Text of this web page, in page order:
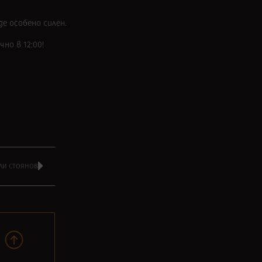
особено силен.
в 12:00!
СТОЯНОВ